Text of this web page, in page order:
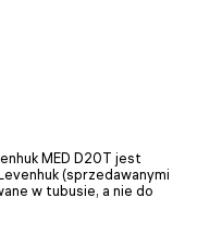
MED D20T jest
(sprzedawanymi
w tubusie, a nie do